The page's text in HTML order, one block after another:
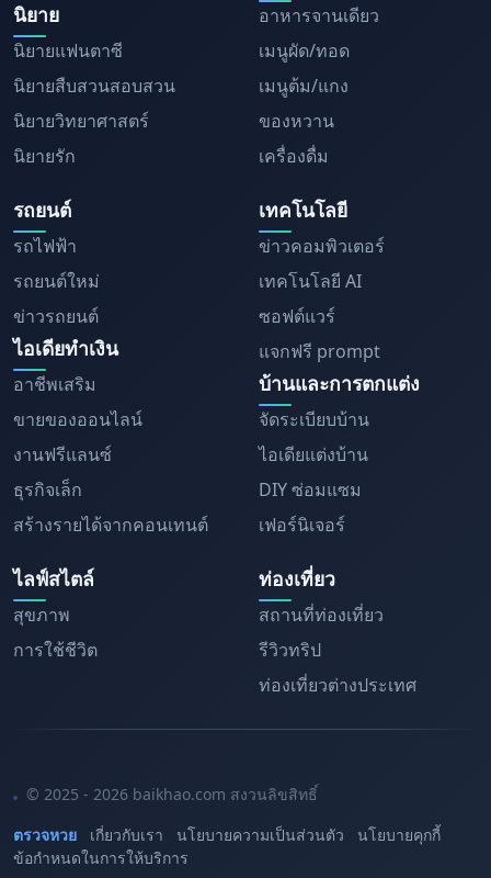
นิยาย
นิยายแฟนตาซี
นิยายสืบสวนสอบสวน
นิยายวิทยาศาสตร์
นิยายรัก
อาหารจานเดียว
เมนูผัด/ทอด
เมนูต้ม/แกง
ของหวาน
เครื่องดื่ม
รถยนต์
รถไฟฟ้า
รถยนต์ใหม่
ข่าวรถยนต์
ไอเดียทำเงิน
อาชีพเสริม
ขายของออนไลน์
งานฟรีแลนซ์
ธุรกิจเล็ก
สร้างรายได้จากคอนเทนต์
เทคโนโลยี
ข่าวคอมพิวเตอร์
เทคโนโลยี AI
ซอฟต์แวร์
แจกฟรี prompt
บ้านและการตกแต่ง
จัดระเบียบบ้าน
ไอเดียแต่งบ้าน
DIY ซ่อมแซม
เฟอร์นิเจอร์
ไลฟ์สไตล์
สุขภาพ
การใช้ชีวิต
ท่องเที่ยว
สถานที่ท่องเที่ยว
รีวิวทริป
ท่องเที่ยวต่างประเทศ
© 2025 - 2026 baikhao.com สงวนลิขสิทธิ์
ตรวจหวย
เกี่ยวกับเรา นโยบายความเป็นส่วนตัว
นโยบายคุกกี้
ข้อกำหนดในการให้บริการ